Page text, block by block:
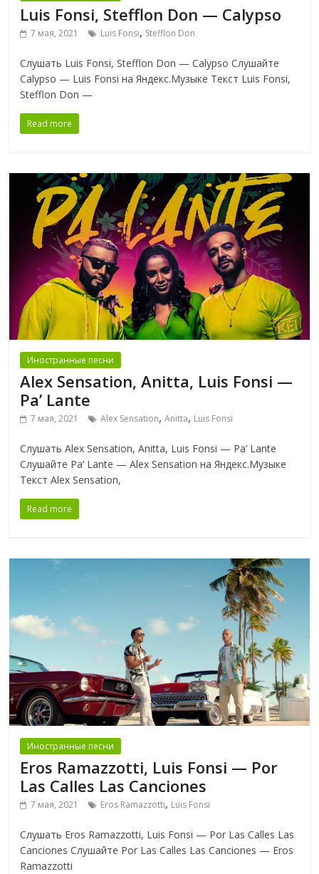
Luis Fonsi, Stefflon Don — Calypso
7 мая, 2021 Luis Fonsi, Stefflon Don
Слушать Luis Fonsi, Stefflon Don — Calypso Слушайте
Calypso — Luis Fonsi на Яндекс.Музыке Текст Luis Fonsi,
Stefflon Don —
Read more
Иностранные песни
Alex Sensation, Anitta, Luis Fonsi —
Pa’ Lante
7 мая, 2021 Alex Sensation,Anitta, Luis Fonsi
Слушать Alex Sensation, Anitta, Luis Fonsi — Pa’ Lante
Слушайте Pa’ Lante — Alex Sensation на Яндекс.Музыке
Текст Alex Sensation,
Read more
Иностранные песни
Eros Ramazzotti, Luis Fonsi — Por
Las Calles Las Canciones
7 мая, 2021 Eros Ramazzotti, Luis Fonsi
Слушать Eros Ramazzotti, Luis Fonsi — Por Las Calles Las
Canciones Слушайте Por Las Calles Las Canciones — Eros
Ramazzotti